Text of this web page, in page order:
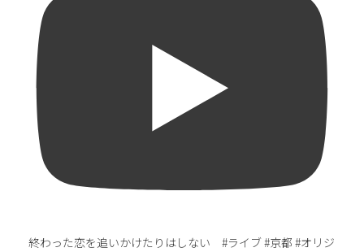
終わった恋を追いかけたりはしない #ライブ #京都 #オリジ